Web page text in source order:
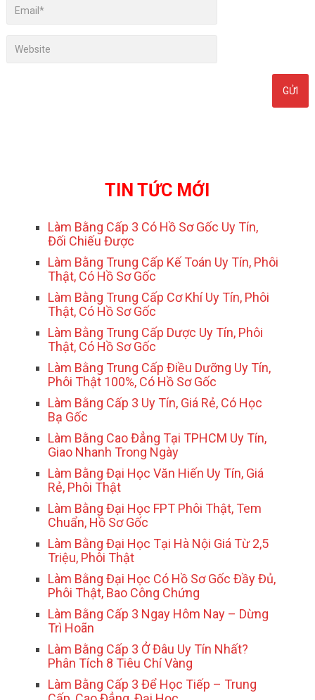
TIN TỨC MỚI
Làm Bằng Cấp 3 Có Hồ Sơ Gốc Uy Tín,
Đối Chiếu Được
Làm Bằng Trung Cấp Kế Toán Uy Tín, Phôi
Thật, Có Hồ Sơ Gốc
Làm Bằng Trung Cấp Cơ Khí Uy Tín, Phôi
Thật, Có Hồ Sơ Gốc
Làm Bằng Trung Cấp Dược Uy Tín, Phôi
Thật, Có Hồ Sơ Gốc
Làm Bằng Trung Cấp Điều Dưỡng Uy Tín,
Phôi Thật 100%, Có Hồ Sơ Gốc
Làm Bằng Cấp 3 Uy Tín, Giá Rẻ, Có Học
Bạ Gốc
Làm Bằng Cao Đẳng Tại TPHCM Uy Tín,
Giao Nhanh Trong Ngày
Làm Bằng Đại Học Văn Hiến Uy Tín, Giá
Rẻ, Phôi Thật
Làm Bằng Đại Học FPT Phôi Thật, Tem
Chuẩn, Hồ Sơ Gốc
Làm Bằng Đại Học Tại Hà Nội Giá Từ 2,5
Triệu, Phôi Thật
Làm Bằng Đại Học Có Hồ Sơ Gốc Đầy Đủ,
Phôi Thật, Bao Công Chứng
Làm Bằng Cấp 3 Ngay Hôm Nay – Dừng
Trì Hoãn
Làm Bằng Cấp 3 Ở Đâu Uy Tín Nhất?
Phân Tích 8 Tiêu Chí Vàng
Làm Bằng Cấp 3 Để Học Tiếp – Trung